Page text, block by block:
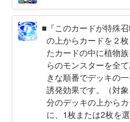
『このカードが特殊
の上からカードを２
たカードの中に植物
らのモンスターを全
きな順番でデッキの
誘発効果です。（対
分のデッキの上から
に、1枚または2枚を選